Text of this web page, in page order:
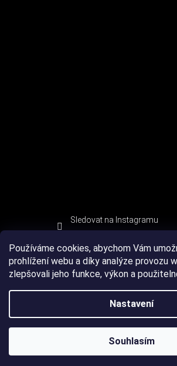
Používáme cookies, abychom Vám
prohlížení webu a díky analýze provozu
zlepšovali jeho funkce, výkon a
Nastavení
Souhlasím
Sledovat na Instagramu
DEVIL SPORT. Všechna